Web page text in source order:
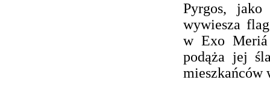
Pyrgos, jako
wywiesza
w Exo
podąża jej
mieszkańców